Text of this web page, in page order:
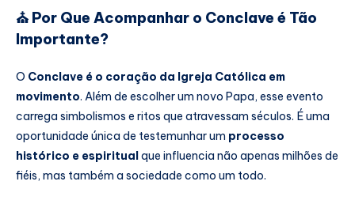
⛪ Por Que Acompanhar o Conclave é Tão
Importante?
O Conclave é o coração da Igreja Católica em
movimento. Além de escolher um novo Papa, esse evento
carrega simbolismos e ritos que atravessam séculos. É uma
oportunidade única de testemunhar um processo
histórico e espiritual que influencia não apenas milhões de
fiéis, mas também a sociedade como um todo.